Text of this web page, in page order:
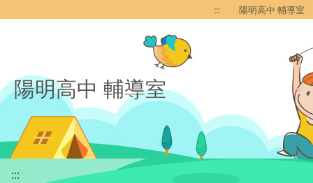
::: 陽明高中 輔導室
陽明高中 輔導室
:::